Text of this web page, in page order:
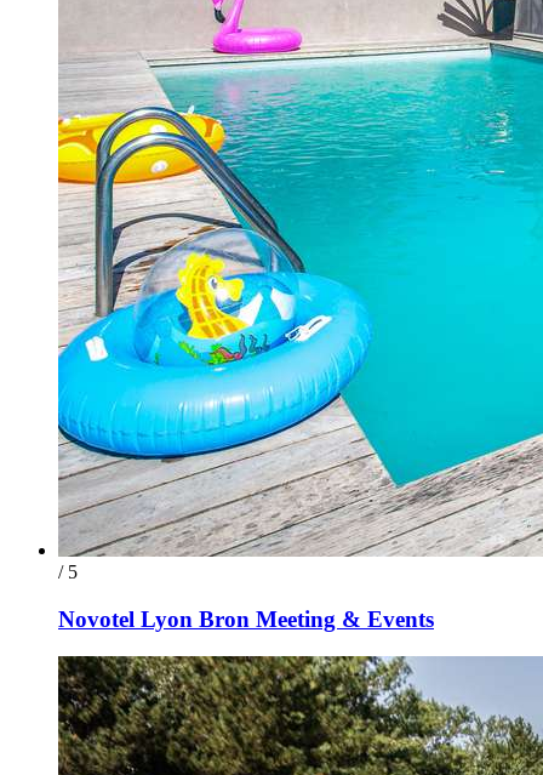
/ 5
Novotel Lyon Bron Meeting & Events